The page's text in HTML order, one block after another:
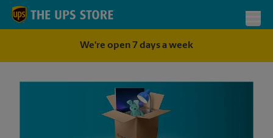
Skip to content
Return to Nav
We're open 7 days a week